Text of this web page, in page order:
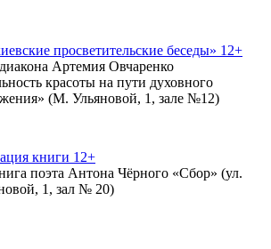
просветительские беседы» 12+
Артемия Овчаренко
красоты на пути духовного
(М. Ульяновой, 1, зале №12)
книги 12+
поэта Антона Чёрного «Сбор» (ул.
1, зал № 20)